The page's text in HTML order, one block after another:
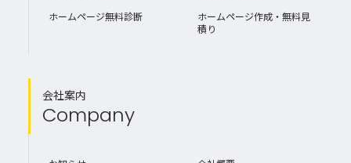
ホームページ無料診断
ホームページ作成・無料見
積り
会社案内
Company